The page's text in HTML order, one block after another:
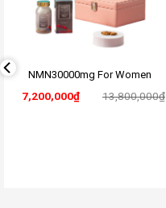
NMN30000mg For Women
13,800,000₫
7,200,000₫